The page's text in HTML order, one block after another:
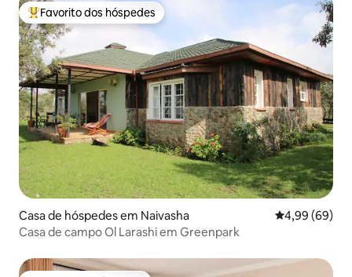
Favoritos dos hóspedes mais apreciados
Favorito dos hóspedes
Casa de hóspedes em Naivasha Classificação
4,99 (69)
Casa de campo Ol Larashi em Greenpark